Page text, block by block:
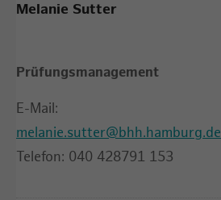
Melanie Sutter
Prüfungsmanagement
E-Mail:
melanie.sutter@bhh.hamburg.de
Telefon: 040 428791 153